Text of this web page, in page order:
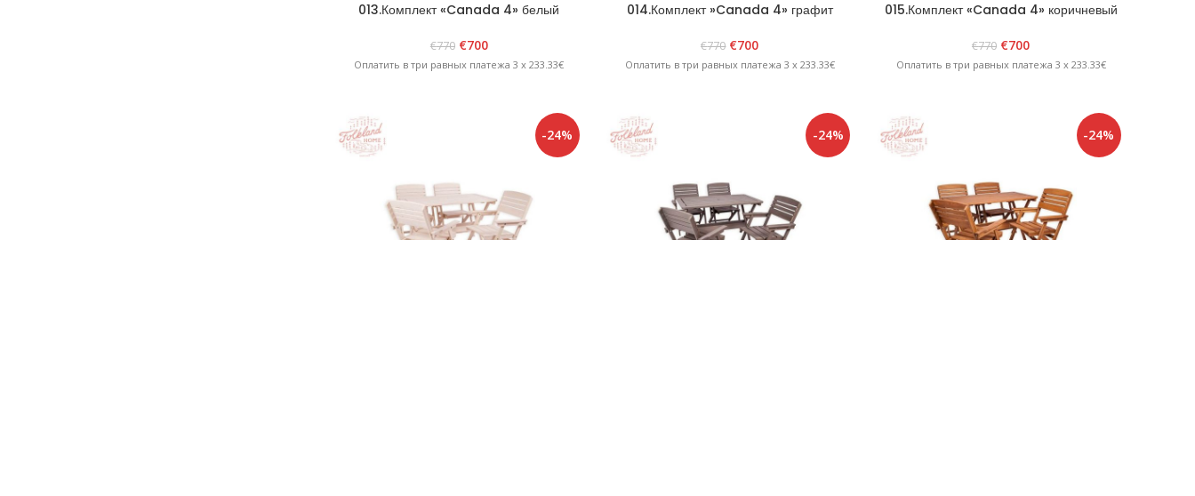
013.Комплект «Canada 4» белый
€770 €700
Оплатить в три равных платежа 3 x 233.33€
014.Комплект »Canada 4» графит
€770 €700
Оплатить в три равных платежа 3 x 233.33€
015.Комплект «Canada 4» коричневый
€770 €700
Оплатить в три равных платежа 3 x 233.33€
-24% -24% -24%